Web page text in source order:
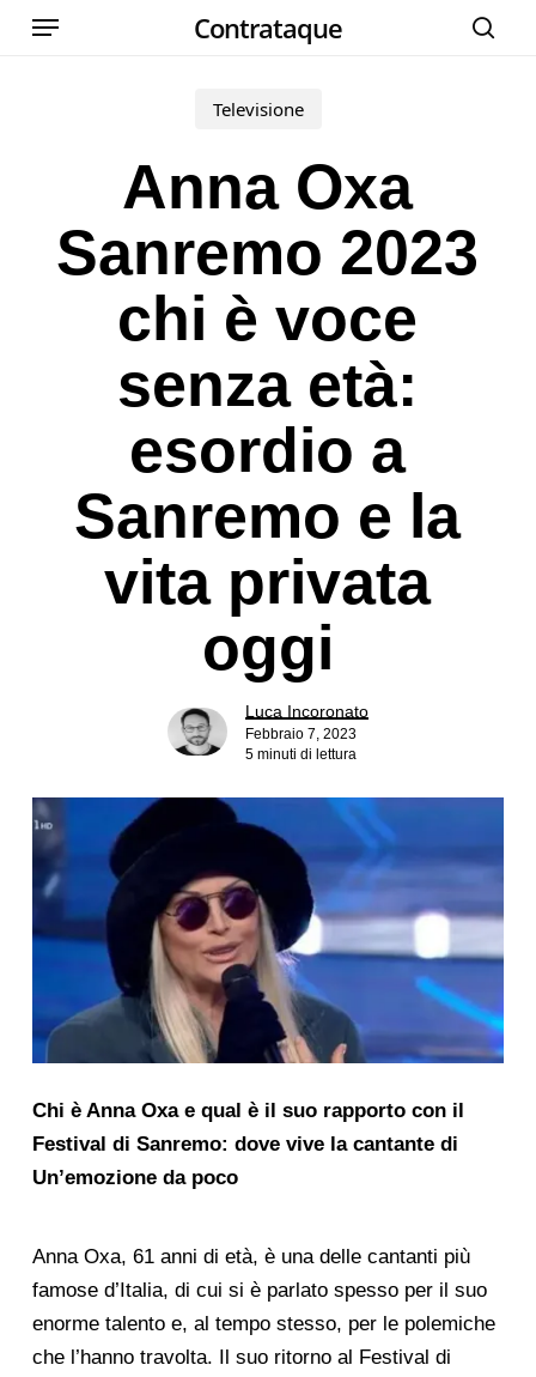
Skip
Contrataque
Menu
Televisione
Anna Oxa
Sanremo 2023
chi è voce
senza età:
esordio a
Sanremo e la
vita privata
oggi
Luca Incoronato
Febbraio 7, 2023
5 minuti di lettura
Chi è Anna Oxa e qual è il suo rapporto con il
Festival di Sanremo: dove vive la cantante di
Un’emozione da poco
Anna Oxa, 61 anni di età, è una delle cantanti più
famose d’Italia, di cui si è parlato spesso per il suo
enorme talento e, al tempo stesso, per le polemiche
che l’hanno travolta. Il suo ritorno al Festival di